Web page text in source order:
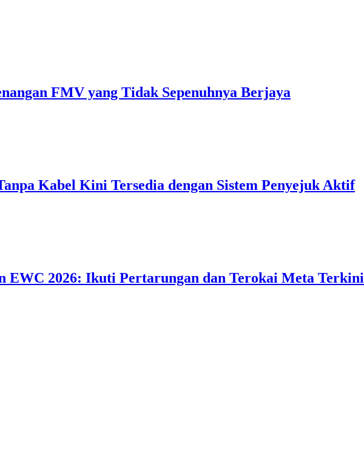
FMV yang Tidak Sepenuhnya Berjaya
Kabel Kini Tersedia dengan Sistem Penyejuk Aktif
EWC 2026: Ikuti Pertarungan dan Terokai Meta Terkini